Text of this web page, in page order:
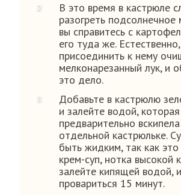
В это время в кастрюле
разогреть подсолнечное
вы справитесь с
его туда же.
присоединить к нему
мелконарезанный лук, и
это дело.
Добавьте в кастрюлю
и залейте водой, которая
предварительно
отдельной кастрюльке.
быть жидким, так как это
крем-суп, нотка высокой
залейте кипящей водой,
провариться 15 минут.